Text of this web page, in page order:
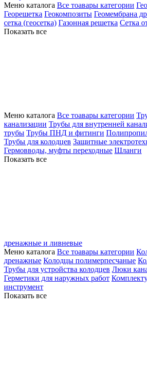
Меню каталога Все тоавары категории
Георешетка Геокомпозиты Геомембрана
сетка (геосетка) Газонная решетка Сетка
Показать все
Меню каталога Все тоавары категории
канализации Трубы для внутренней
трубы Трубы ПНД и фитинги
Трубы для колодцев Защитные
Гермовводы, муфты переходные Шланги
Показать все
дренажные и ливневые
Меню каталога Все тоавары категории
дренажные Колодцы полимерпесчаные
Трубы для устройства колодцев Люки
Герметики для наружных работ
инструмент
Показать все